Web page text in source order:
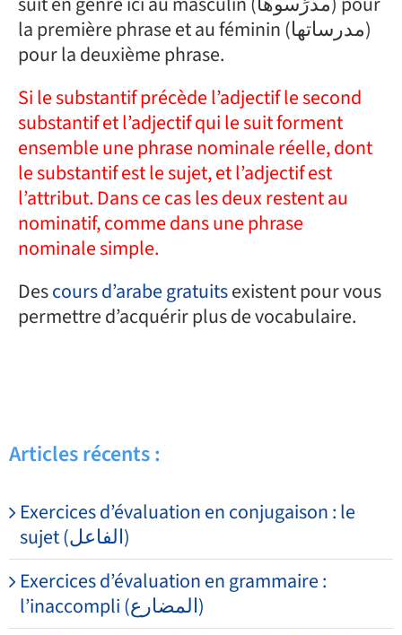
la première phrase et au féminin (مدرساتها)
pour la deuxième phrase.
Si le substantif précède l’adjectif le second
substantif et l’adjectif qui le suit forment
ensemble une phrase nominale réelle, dont
le substantif est le sujet, et l’adjectif est
l’attribut. Dans ce cas les deux restent au
nominatif, comme dans une phrase
nominale simple.
Descours d’arabe gratuitsexistent pour vous
permettre d’acquérir plus de vocabulaire.
Articles récents :
Exercices d’évaluation en conjugaison : le
sujet (الفاعل)
Exercices d’évaluation en grammaire :
l’inaccompli (المضارع)